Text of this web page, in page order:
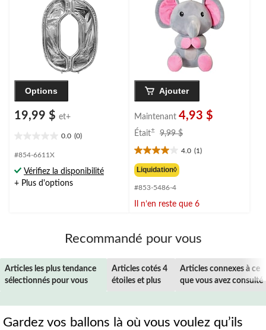
diplômes/jour de l'An
Options
19,99 $ et+
0.0 (0)
étoile(s)
5.
#854-6611X
Vérifiez la disponibilité
+ Plus d'options
prénatale
Ajouter
Maintenant 4,93 $
Était± 9,99 $
9,99 $
4.0 (1)
4.0
étoile(s)
sur
5.
1
Liquidation◊
#853-5486-4
Il n’en reste que 6
Recommandé pour vous
Articles les plus tendance
sélectionnés pour vous
Articles cotés 4
étoiles et plus
Articles connexes à ce
que vous avez consulté
Gardez vos ballons là où vous voulez qu’ils